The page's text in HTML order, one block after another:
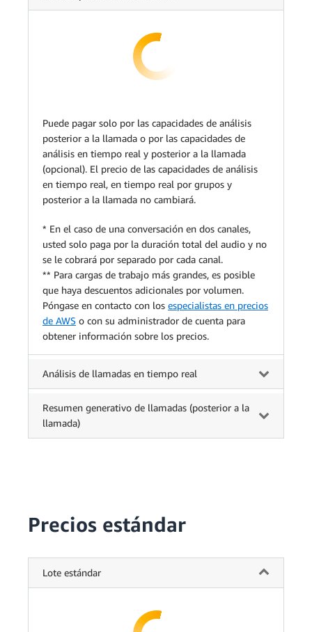
Puede pagar solo por las capacidades de análisis
posterior a la llamada o por las capacidades de
análisis en tiempo real y posterior a la llamada
(opcional). El precio de las capacidades de análisis
en tiempo real, en tiempo real por grupos y
posterior a la llamada no cambiará.
* En el caso de una conversación en dos canales,
usted solo paga por la duración total del audio y no
se le cobrará por separado por cada canal.
** Para cargas de trabajo más grandes, es posible
que haya descuentos adicionales por volumen.
Póngase en contacto con los especialistas en precios
de AWS o con su administrador de cuenta para
obtener información sobre los precios.
Análisis de llamadas en tiempo real
Resumen generativo de llamadas (posterior a la
llamada)
Precios estándar
Lote estándar